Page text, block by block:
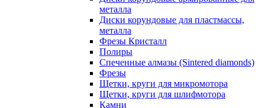
металла
Диски корундовые для пластмассы,
металла
Фрезы Кристалл
Полиры
Спеченные алмазы (Sintered diamonds)
Фрезы
Щетки, круги для микромотора
Щетки, круги для шлифмотора
Камни